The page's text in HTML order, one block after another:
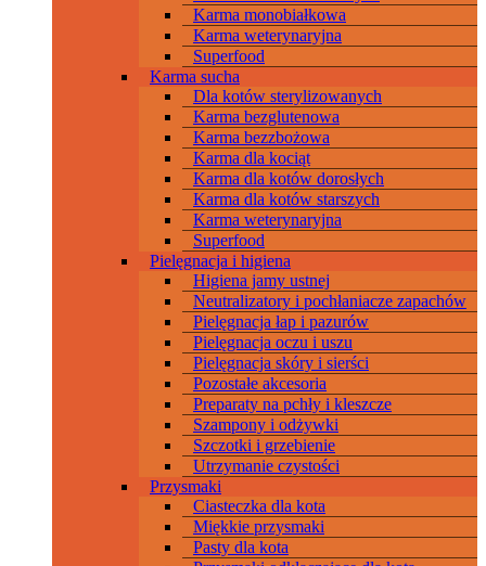
Karma monobiałkowa
Karma weterynaryjna
Superfood
Karma sucha
Dla kotów sterylizowanych
Karma bezglutenowa
Karma bezzbożowa
Karma dla kociąt
Karma dla kotów dorosłych
Karma dla kotów starszych
Karma weterynaryjna
Superfood
Pielęgnacja i higiena
Higiena jamy ustnej
Neutralizatory i pochłaniacze zapachów
Pielęgnacja łap i pazurów
Pielęgnacja oczu i uszu
Pielęgnacja skóry i sierści
Pozostałe akcesoria
Preparaty na pchły i kleszcze
Szampony i odżywki
Szczotki i grzebienie
Utrzymanie czystości
Przysmaki
Ciasteczka dla kota
Miękkie przysmaki
Pasty dla kota